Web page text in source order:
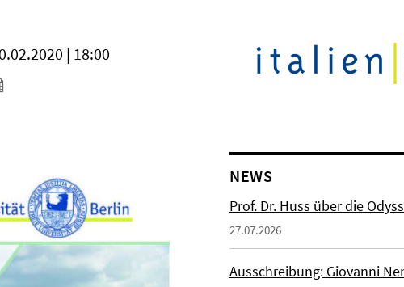
| 18:00
NEWS
Prof. Dr. Huss über die
27.07.2026
Ausschreibung: Giovanni